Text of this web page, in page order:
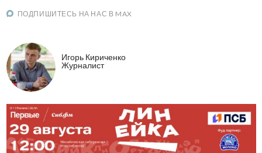
ПОДПИШИТЕСЬ НА НАС В MAX
Игорь Кириченко
Журналист